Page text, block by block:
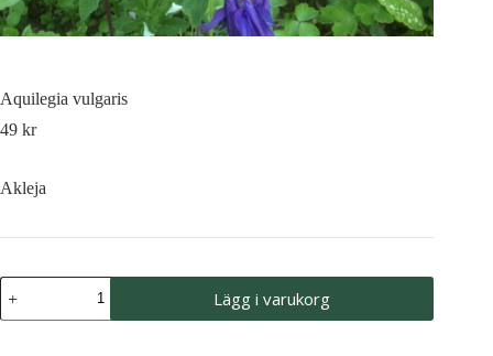
Aquilegia vulgaris
49 kr
Akleja
Aquilegia
vulgaris
mängd
Lägg i varukorg